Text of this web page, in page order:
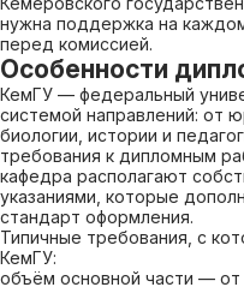
нужна поддержка на
перед комиссией.
Особенности
КемГУ — федеральный
системой направлений: от
биологии, истории и
требования к дипломным
кафедра располагают
указаниями, которые
стандарт оформления.
Типичные требования, с
КемГУ:
объём основной части —